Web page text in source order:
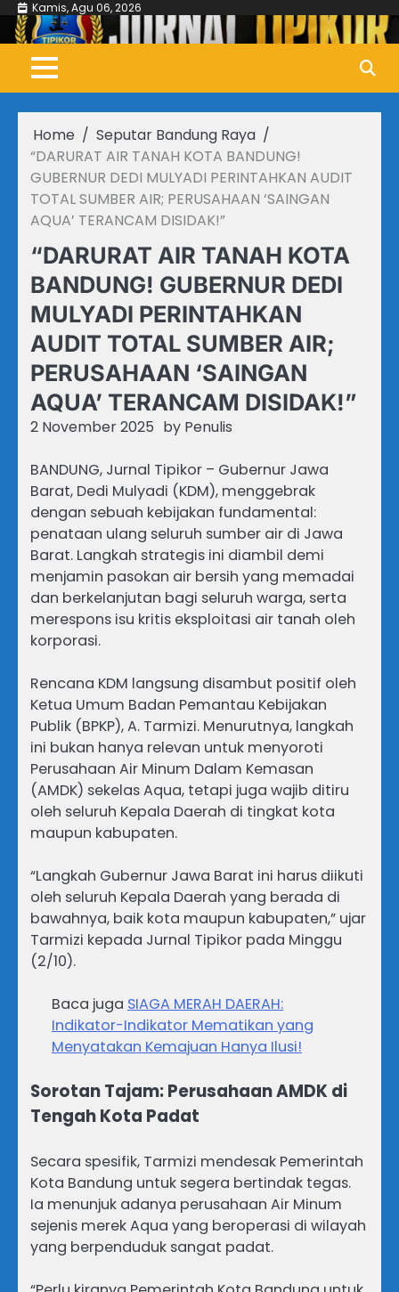
Skip
content
Kamis, Agu 06, 2026
Home
Seputar Bandung Raya
“DARURAT AIR TANAH KOTA BANDUNG!
GUBERNUR DEDI MULYADI PERINTAHKAN AUDIT
TOTAL SUMBER AIR; PERUSAHAAN ‘SAINGAN
AQUA’ TERANCAM DISIDAK!”
“DARURAT AIR TANAH KOTA
BANDUNG! GUBERNUR DEDI
MULYADI PERINTAHKAN
AUDIT TOTAL SUMBER AIR;
PERUSAHAAN ‘SAINGAN
AQUA’ TERANCAM DISIDAK!”
2 November 2025 by Penulis
BANDUNG, Jurnal Tipikor – Gubernur Jawa
Barat, Dedi Mulyadi (KDM), menggebrak
dengan sebuah kebijakan fundamental:
penataan ulang seluruh sumber air di Jawa
Barat. Langkah strategis ini diambil demi
menjamin pasokan air bersih yang memadai
dan berkelanjutan bagi seluruh warga, serta
merespons isu kritis eksploitasi air tanah oleh
korporasi.
Rencana KDM langsung disambut positif oleh
Ketua Umum Badan Pemantau Kebijakan
Publik (BPKP), A. Tarmizi. Menurutnya, langkah
ini bukan hanya relevan untuk menyoroti
Perusahaan Air Minum Dalam Kemasan
(AMDK) sekelas Aqua, tetapi juga wajib ditiru
oleh seluruh Kepala Daerah di tingkat kota
maupun kabupaten.
“Langkah Gubernur Jawa Barat ini harus diikuti
oleh seluruh Kepala Daerah yang berada di
bawahnya, baik kota maupun kabupaten,” ujar
Tarmizi kepada Jurnal Tipikor pada Minggu
(2/10).
Baca juga SIAGA MERAH DAERAH:
Indikator-Indikator Mematikan yang
Menyatakan Kemajuan Hanya Ilusi!
Sorotan Tajam: Perusahaan AMDK di
Tengah Kota Padat
Secara spesifik, Tarmizi mendesak Pemerintah
Kota Bandung untuk segera bertindak tegas.
Ia menunjuk adanya perusahaan Air Minum
sejenis merek Aqua yang beroperasi di wilayah
yang berpenduduk sangat padat.